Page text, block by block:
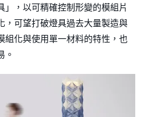
」，以可精確控制形變的模組片
，可望打破燈具過去大量製造與
組化與使用單一材料的特性，也
。